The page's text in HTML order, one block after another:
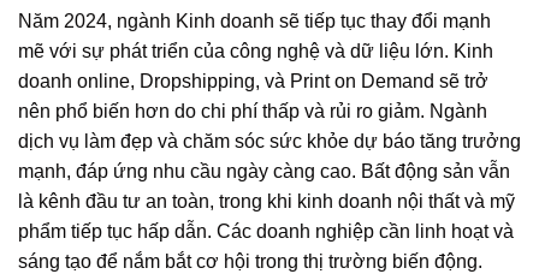
Năm 2024, ngành Kinh doanh sẽ tiếp tục thay đổi mạnh
mẽ với sự phát triển của công nghệ và dữ liệu lớn. Kinh
doanh online, Dropshipping, và Print on Demand sẽ trở
nên phổ biến hơn do chi phí thấp và rủi ro giảm. Ngành
dịch vụ làm đẹp và chăm sóc sức khỏe dự báo tăng trưởng
mạnh, đáp ứng nhu cầu ngày càng cao. Bất động sản vẫn
là kênh đầu tư an toàn, trong khi kinh doanh nội thất và mỹ
phẩm tiếp tục hấp dẫn. Các doanh nghiệp cần linh hoạt và
sáng tạo để nắm bắt cơ hội trong thị trường biến động.